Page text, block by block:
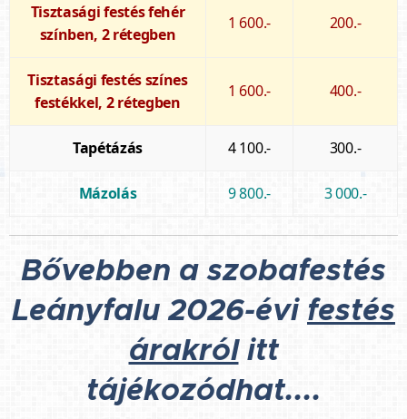
Tisztasági festés fehér
színben, 2 rétegben
1 600.- 200.-
Tisztasági festés színes
festékkel, 2 rétegben
1 600.- 400.-
Tapétázás 4 100.- 300.-
Mázolás 9 800.- 3 000.-
Bővebben a szobafestés
Leányfalu 2026-évi festés
árakrólitt
tájékozódhat....